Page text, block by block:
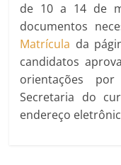
de 10 a 14 de
documentos
Matrícula da
candidatos
orientações
Secretaria do
endereço